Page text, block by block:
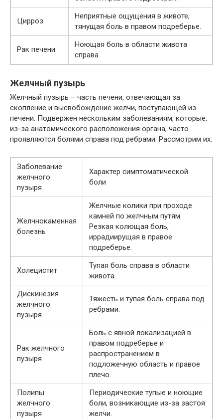
Цирроз
Неприятные ощущения в животе,
тянущая боль в правом подреберье.
Рак печени
Ноющая боль в области живота
справа.
Желчный пузырь
Желчный пузырь – часть печени, отвечающая за
скопление и высвобождение желчи, поступающей из
печени. Подвержен нескольким заболеваниям, которые,
из-за анатомического расположения органа, часто
проявляются болями справа под ребрами. Рассмотрим их:
Заболевание
желчного
пузыря
Характер симптоматической
боли
Желчнокаменная
болезнь
Желчные колики при проходе
камней по желчным путям.
Резкая колющая боль,
иррадиирущая в правое
подреберье.
Холецистит
Тупая боль справа в области
живота.
Дискинезия
желчного
пузыря
Тяжесть и тупая боль справа под
ребрами.
Рак желчного
пузыря
Боль с явной локализацией в
правом подреберье и
распространением в
подложечную область и правое
плечо.
Полипы
желчного
пузыря
Периодические тупые и ноющие
боли, возникающие из-за застоя
желчи.